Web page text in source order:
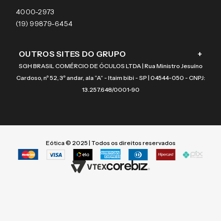
4000-2973
(19) 99879-6454
OUTROS SITES DO GRUPO +
SGH BRASIL COMÉRCIO DE ÓCULOS LTDA | Rua Ministro Jesuíno
Cardoso, nº 52, 3º andar, ala “A” - Itaim bibi - SP | 04544-050 - CNPJ:
13.257.648/0001-90
Eótica © 2025 | Todos os direitos reservados